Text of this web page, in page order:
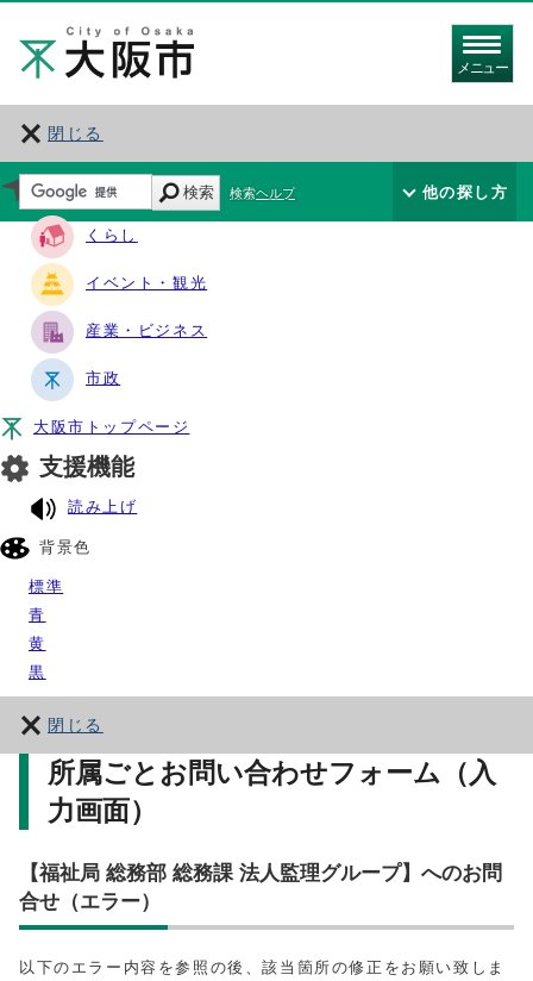
メニュー
閉じる
サイト・ナビ
くらし
イベント・観光
産業・ビジネス
市政
大阪市トップページ
支援機能
読み上げ
背景色
標準
青
黄
黒
閉じる
検索 検索ヘルプ 他の探し方
所属ごとお問い合わせフォーム（入
力画面）
【福祉局 総務部 総務課 法人監理グループ】へのお問
合せ（エラー）
以下のエラー内容を参照の後、該当箇所の修正をお願い致しま